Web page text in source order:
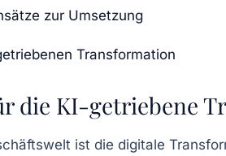
zur Umsetzung
Transformation
die KI-getriebene
ist die digitale